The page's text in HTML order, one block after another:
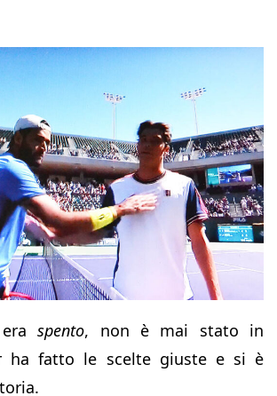
eraspento, non è mai stato in
ha fatto le scelte giuste e si è